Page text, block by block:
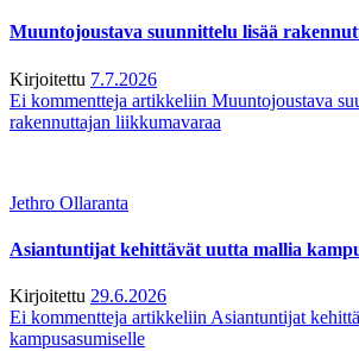
Muuntojoustava suunnittelu lisää
Kirjoitettu 7.7.2026
Ei kommentteja artikkeliin Muuntojoustava
rakennuttajan liikkumavaraa
Jethro Ollaranta
Asiantuntijat kehittävät uutta mallia
Kirjoitettu 29.6.2026
Ei kommentteja artikkeliin Asiantuntijat
kampusasumiselle